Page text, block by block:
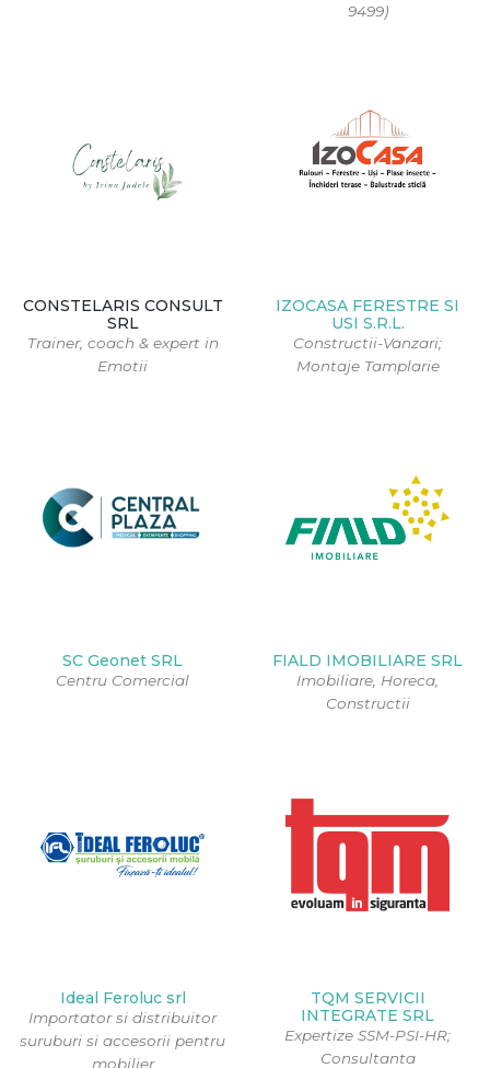
9499)
CONSTELARIS CONSULT
SRL
Trainer, coach & expert in
Emotii
IZOCASA FERESTRE SI
USI S.R.L.
Constructii-Vanzari;
Montaje Tamplarie
SC Geonet SRL
Centru Comercial
FIALD IMOBILIARE SRL
Imobiliare, Horeca,
Constructii
Ideal Feroluc srl
Importator si distribuitor
suruburi si accesorii pentru
mobilier
TQM SERVICII
INTEGRATE SRL
Expertize SSM-PSI-HR;
Consultanta